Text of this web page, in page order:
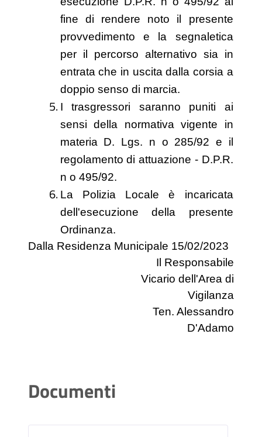
fine di rendere noto il presente
provvedimento e la segnaletica
per il percorso alternativo sia in
entrata che in uscita dalla corsia a
doppio senso di marcia.
I trasgressori saranno puniti ai
sensi della normativa vigente in
materia D. Lgs. n o 285/92 e il
regolamento di attuazione - D.P.R.
n o 495/92.
La Polizia Locale è incaricata
dell'esecuzione della presente
Ordinanza.
Dalla Residenza Municipale 15/02/2023
Il Responsabile
Vicario dell'Area di
Vigilanza
Ten. Alessandro
D'Adamo
Documenti